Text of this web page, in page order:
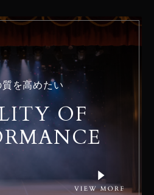
を高めたい
OF